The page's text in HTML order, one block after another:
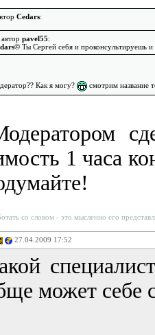
Cedars:
pavel55:
Ты Сергей себя и проконсультируешь
Как я могу? смотрим название
1 часа
со словом - это мысленно его
27.04.2009 17:52
может себе